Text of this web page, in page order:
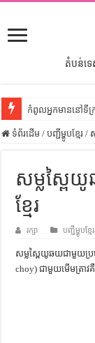
តំបន់ទ
កំពូលអ្នកមាននៅទី
សីលធម៌នៅក្នុងសង្គ
ទំលៀមទម្លាប់ប្រព
ដើមកំណើតអង្គរ –
ដើមកំណើតជនជាតិខ្មែ
ទំនាក់ទំនងកម្ពុជា
ព្រះបាទធម្មិក – ស
ទំព័រដើម / បញ្ជីម្ហូបខ្មែរ /
សម្លស្ពៃយូ
ខ្មែរ
រក្សា បញ្ជីម្ហូបខ្មែរ
សម្លស្ពៃយូឆយជាមួយប្
choy) ជាមួយមើមត្រ